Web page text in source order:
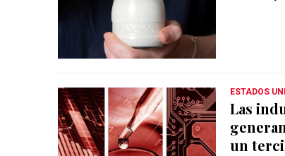
ESTADOS
Las
un